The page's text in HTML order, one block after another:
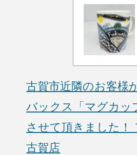
古賀市近隣のお客様
バックス「マグカッ
させて頂きました！
古賀店